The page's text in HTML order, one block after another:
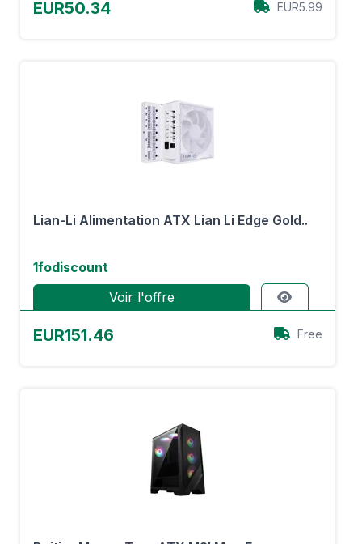
EUR50.34 EUR5.99
Lian-Li Alimentation ATX Lian Li Edge Gold..
1fodiscount
Voir l'offre
EUR151.46 Free